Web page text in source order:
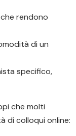
rendono
di un
specifico,
che molti
di colloqui online: